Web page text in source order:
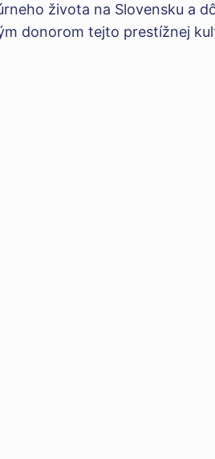
života na Slovensku a
donorom tejto prestížnej